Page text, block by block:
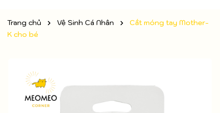
Trang chủ Vệ Sinh Cá Nhân
Cắt móng tay Mother-
K cho bé